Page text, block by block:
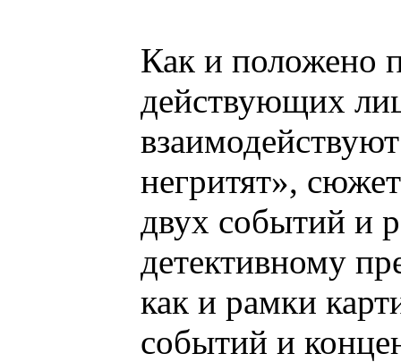
Как и положено
действующих
негритят»,
двух событий и
детективному
как и рамки
событий и